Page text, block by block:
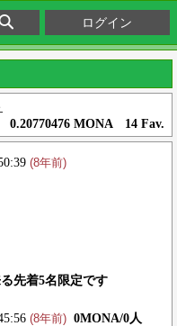
ログイン
0.20770476 MONA 14 Fav.
(8年前)
先着5名限定です
(8年前) 0MONA/0人